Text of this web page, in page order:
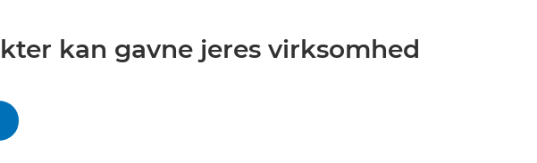
kan gavne jeres virksomhed